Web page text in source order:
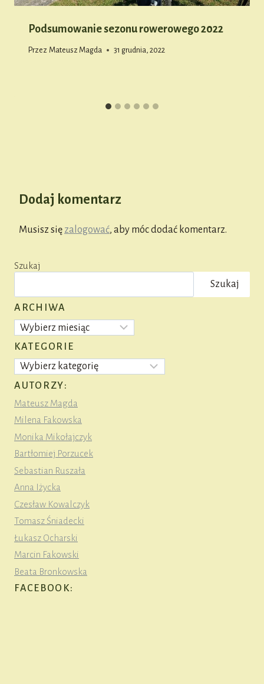
Podsumowanie sezonu rowerowego 2022
Przez Mateusz Magda 31 grudnia, 2022
Dodaj komentarz
Musisz się zalogować, aby móc dodać komentarz.
Szukaj
Szukaj
ARCHIWA
Archiwa
KATEGORIE
Kategorie
AUTORZY:
Mateusz Magda
Milena Fakowska
Monika Mikołajczyk
Bartłomiej Porzucek
Sebastian Ruszała
Anna Iżycka
Czesław Kowalczyk
Tomasz Śniadecki
Łukasz Ocharski
Marcin Fakowski
Beata Bronkowska
FACEBOOK: